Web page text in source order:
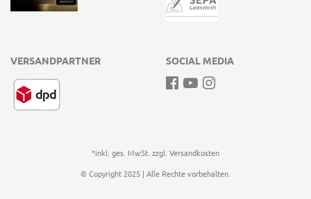
VERSANDPARTNER SOCIAL MEDIA
*inkl. ges. MwSt. zzgl. Versandkosten
© Copyright 2025 | Alle Rechte vorbehalten.